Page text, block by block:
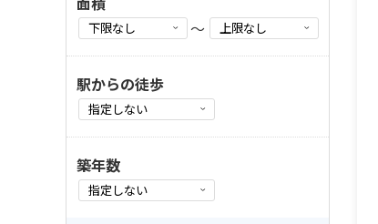
～
駅からの徒歩
築年数